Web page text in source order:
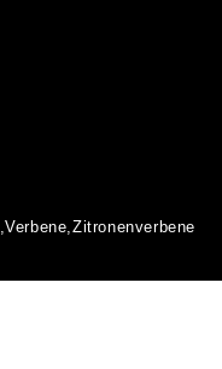
,Verbene,Zitronenverbene